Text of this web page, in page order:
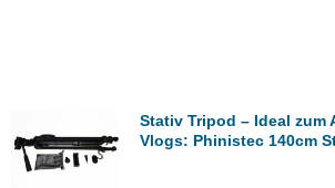
Stativ Tripod – Ideal zum
Vlogs: Phinistec 140cm